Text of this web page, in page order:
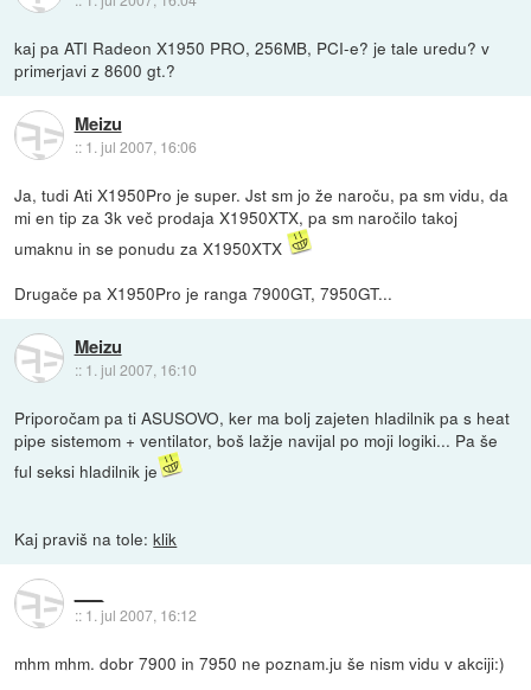
kaj pa ATI Radeon X1950 PRO, 256MB, PCI-e? je tale uredu? v
primerjavi z 8600 gt.?
Meizu
:: 1. jul 2007, 16:06
Ja, tudi Ati X1950Pro je super. Jst sm jo že naroču, pa sm vidu, da
mi en tip za 3k več prodaja X1950XTX, pa sm naročilo takoj
umaknu in se ponudu za X1950XTX
Drugače pa X1950Pro je ranga 7900GT, 7950GT...
Meizu
:: 1. jul 2007, 16:10
Priporočam pa ti ASUSOVO, ker ma bolj zajeten hladilnik pa s heat
pipe sistemom + ventilator, boš lažje navijal po moji logiki... Pa še
ful seksi hladilnik je
Kaj praviš na tole:klik
:: 1. jul 2007, 16:12
mhm mhm. dobr 7900 in 7950 ne poznam.ju še nism vidu v akciji:)